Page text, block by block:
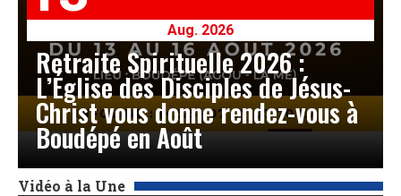
Aug. 2026
Retraite Spirituelle 2026 :
L’Église des Disciples de Jésus-
Christ vous donne rendez-vous à
Boudépé en Août
Vidéo à la Une